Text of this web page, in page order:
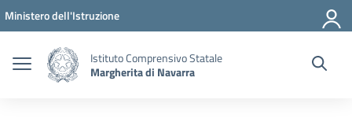
Vai ai contenuti
Vai al menu di navigazione
Vai al footer
Ministero dell'Istruzione
Istituto Comprensivo Statale
Margherita di Navarra